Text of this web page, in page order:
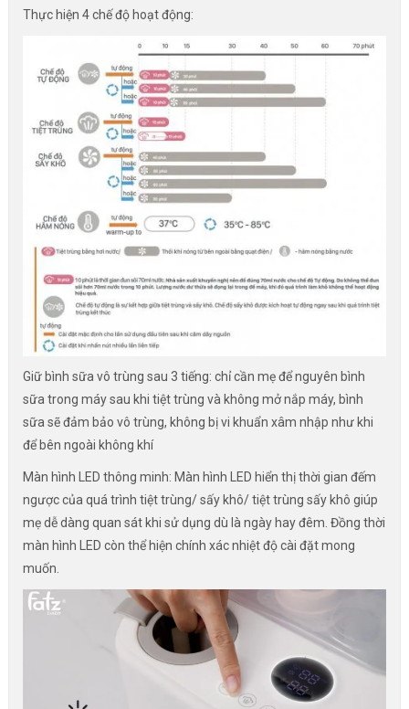
Thực hiện 4 chế độ hoạt động:
Giữ bình sữa vô trùng sau 3 tiếng: chỉ cần mẹ để nguyên bình
sữa trong máy sau khi tiệt trùng và không mở nắp máy, bình
sữa sẽ đảm bảo vô trùng, không bị vi khuẩn xâm nhập như khi
để bên ngoài không khí
Màn hình LED thông minh: Màn hình LED hiển thị thời gian đếm
ngược của quá trình tiệt trùng/ sấy khô/ tiệt trùng sấy khô giúp
mẹ dễ dàng quan sát khi sử dụng dù là ngày hay đêm. Đồng thời
màn hình LED còn thể hiện chính xác nhiệt độ cài đặt mong
muốn.